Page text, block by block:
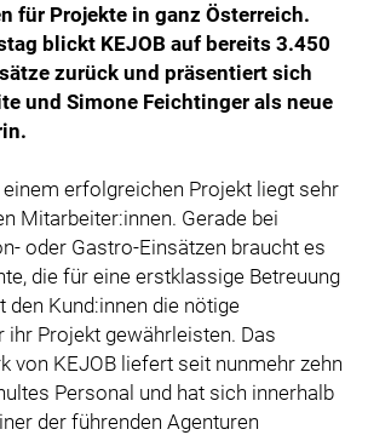
für Projekte in ganz Österreich.
blickt KEJOB auf bereits 3.450
zurück und präsentiert sich
und Simone Feichtinger als neue
erfolgreichen Projekt liegt sehr
Mitarbeiter:innen. Gerade bei
oder Gastro-Einsätzen braucht es
die für eine erstklassige Betreuung
den Kund:innen die nötige
ihr Projekt gewährleisten. Das
von KEJOB liefert seit nunmehr zehn
Personal und hat sich innerhalb
der führenden Agenturen